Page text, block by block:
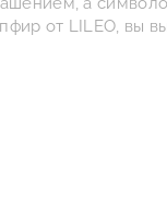
от LILEO, вы